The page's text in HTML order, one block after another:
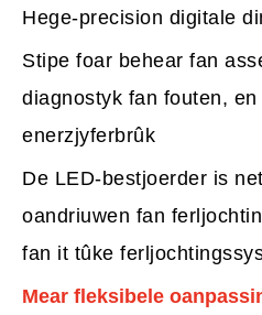
Hege-precision digitale
Stipe foar behear fan
diagnostyk fan fouten,
enerzjyferbrûk
De LED-bestjoerder is
oandriuwen fan
fan it tûke
Mear fleksibele